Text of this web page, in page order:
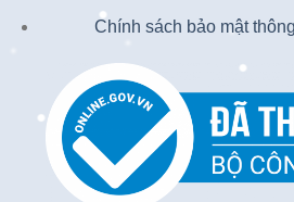
Chính sách bảo mật